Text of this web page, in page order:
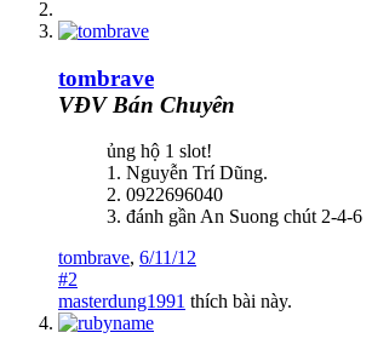
tombrave
VĐV Bán Chuyên
ủng hộ 1 slot!
1. Nguyễn Trí Dũng.
2. 0922696040
3. đánh gần An Suong chút 2-4-6
tombrave, 6/11/12
#2
masterdung1991 thích bài này.